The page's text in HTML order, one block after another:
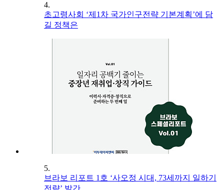
4.
초고령사회 ‘제1차 국가인구전략 기본계획’에 담
길 정책은
5.
브라보 리포트 1호 ‘사오정 시대, 73세까지 일하기